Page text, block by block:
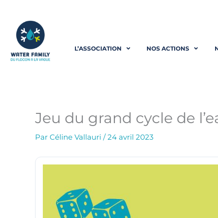
contenu
L’ASSOCIATION NOS ACTIONS
Jeu du grand cycle de
Par Céline Vallauri /24 avril 2023